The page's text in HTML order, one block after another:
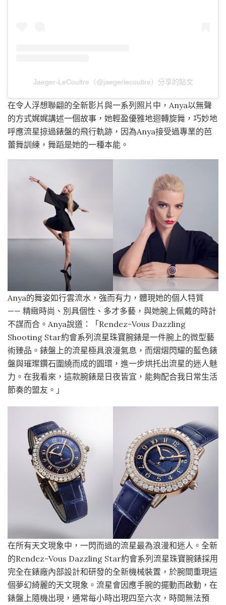
Jaeger-LeCoultre（@jaegerlecoultre）分享的貼文
在令人浮想聯翩的全新影片與一系列照片中，Anya以無聲
的方式娓娓講述一個故事，她輕盈優雅地迴轉旋舞，巧妙地
呼應流星掠過錶盤的飛行軌跡，因為Anya接受過專業的芭
蕾舞訓練，舞蹈是她的一種本能。
Anya的舞姿如行雲流水，強而有力，體現她的個人特質
—— 精緻時尚、別具個性、多才多藝，與她腕上佩戴的時計
不謀而合。Anya說道：「Rendez-Vous Dazzling
Shooting Star約會系列流星珠寶腕錶是一件腕上的微型藝
術臻品。錶盤上的流星極具浪漫氣息，而熠熠閃耀的藍色錶
盤與璀璨鑽石圍繞而成的圓環，進一步烘托出流星的迷人魅
力。在我看來，這款腕錶是日夜皆宜，能夠配合我日常生活
節奏的盟友。」
在所有天文現象中，一閃而過的流星最為浪漫和迷人。全新
的Rendez-Vous Dazzling Star約會系列流星珠寶腕錶採用
完全在錶廠內部設計和研發的全新機械裝置，於腕間重現這
個夢幻綺麗的天文現象。流星會因應手腕的擺動而啟動，在
錶盤上隨機出現，通常每小時出現四至六次，時間無法預